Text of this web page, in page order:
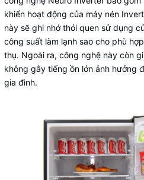
khiển hoạt động của máy nén
này sẽ ghi nhớ thói quen sử dụng
công suất làm lạnh sao cho phù
thụ. Ngoài ra, công nghệ này còn
không gây tiếng ồn lớn ảnh hưởng
gia đình.